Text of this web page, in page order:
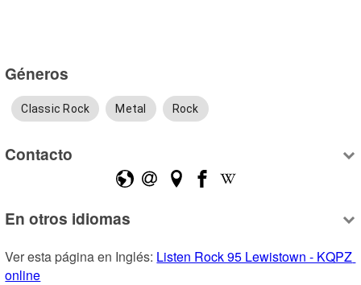
Géneros
Classic Rock Metal Rock
Contacto
En otros idiomas
Ver esta página en Inglés: Listen Rock 95 Lewistown - KQPZ
online